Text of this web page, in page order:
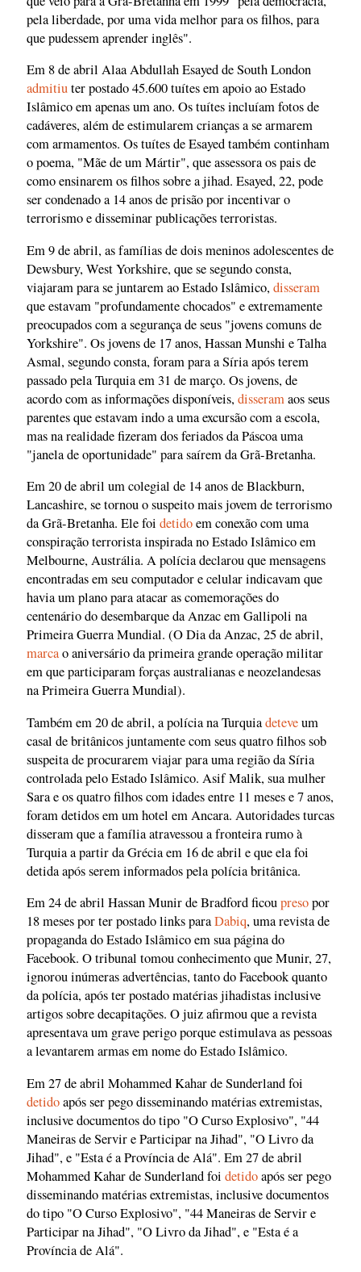
pela liberdade, por uma vida melhor para os filhos, para
que pudessem aprender inglês".
Em 8 de abril Alaa Abdullah Esayed de South London
admitiuter postado 45.600 tuítes em apoio ao Estado
Islâmico em apenas um ano. Os tuítes incluíam fotos de
cadáveres, além de estimularem crianças a se armarem
com armamentos. Os tuítes de Esayed também continham
o poema, "Mãe de um Mártir", que assessora os pais de
como ensinarem os filhos sobre a jihad. Esayed, 22, pode
ser condenado a 14 anos de prisão por incentivar o
terrorismo e disseminar publicações terroristas.
Em 9 de abril, as famílias de dois meninos adolescentes de
Dewsbury, West Yorkshire, que se segundo consta,
viajaram para se juntarem ao Estado Islâmico,disseram
que estavam "profundamente chocados" e extremamente
preocupados com a segurança de seus "jovens comuns de
Yorkshire". Os jovens de 17 anos, Hassan Munshi e Talha
Asmal, segundo consta, foram para a Síria após terem
passado pela Turquia em 31 de março. Os jovens, de
acordo com as informações disponíveis,disseramaos seus
parentes que estavam indo a uma excursão com a escola,
mas na realidade fizeram dos feriados da Páscoa uma
"janela de oportunidade" para saírem da Grã-Bretanha.
Em 20 de abril um colegial de 14 anos de Blackburn,
Lancashire, se tornou o suspeito mais jovem de terrorismo
da Grã-Bretanha. Ele foi detidoem conexão com uma
conspiração terrorista inspirada no Estado Islâmico em
Melbourne, Austrália. A polícia declarou que mensagens
encontradas em seu computador e celular indicavam que
havia um plano para atacar as comemorações do
centenário do desembarque da Anzac em Gallipoli na
Primeira Guerra Mundial. (O Dia da Anzac, 25 de abril,
marcao aniversário da primeira grande operação militar
em que participaram forças australianas e neozelandesas
na Primeira Guerra Mundial).
Também em 20 de abril, a polícia na Turquiadeteveum
casal de britânicos juntamente com seus quatro filhos sob
suspeita de procurarem viajar para uma região da Síria
controlada pelo Estado Islâmico. Asif Malik, sua mulher
Sara e os quatro filhos com idades entre 11 meses e 7 anos,
foram detidos em um hotel em Ancara. Autoridades turcas
disseram que a família atravessou a fronteira rumo à
Turquia a partir da Grécia em 16 de abril e que ela foi
detida após serem informados pela polícia britânica.
Em 24 de abril Hassan Munir de Bradford ficoupresopor
18 meses por ter postado links paraDabiq, uma revista de
propaganda do Estado Islâmico em sua página do
Facebook. O tribunal tomou conhecimento que Munir, 27,
ignorou inúmeras advertências, tanto do Facebook quanto
da polícia, após ter postado matérias jihadistas inclusive
artigos sobre decapitações. O juiz afirmou que a revista
apresentava um grave perigo porque estimulava as pessoas
a levantarem armas em nome do Estado Islâmico.
Em 27 de abril Mohammed Kahar de Sunderland foi
detidoapós ser pego disseminando matérias extremistas,
inclusive documentos do tipo "O Curso Explosivo", "44
Maneiras de Servir e Participar na Jihad", "O Livro da
Jihad", e "Esta é a Província de Alá". Em 27 de abril
Mohammed Kahar de Sunderland foi detidoapós ser pego
disseminando matérias extremistas, inclusive documentos
do tipo "O Curso Explosivo", "44 Maneiras de Servir e
Participar na Jihad", "O Livro da Jihad", e "Esta é a
Província de Alá".